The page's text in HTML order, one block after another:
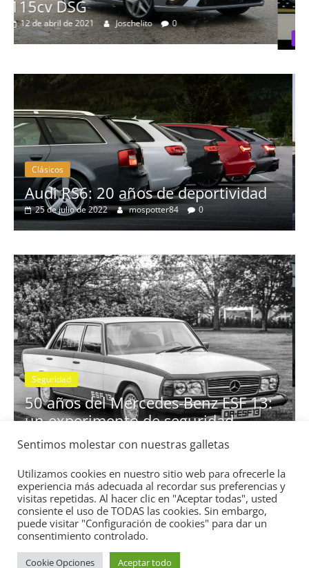
Pruebas
19 de abril de 2020 Joschelito
Clásicos
28 de junio de 2022 mospotter84 0
13:
Seguridad Vídeo
El Mazda CX-5 2022 logra la
nota en las pruebas de
IIHS
11 de noviembre de 2021 mospotter84 0
Sentimos molestar con nuestras galletas
Utilizamos cookies en nuestro sitio web para ofrecerle la
experiencia más adecuada al recordar sus preferencias y
visitas repetidas. Al hacer clic en "Aceptar todas", usted
consiente el uso de TODAS las cookies. Sin embargo,
puede visitar "Configuración de cookies" para dar un
consentimiento controlado.
Cookie Opciones Aceptar todo